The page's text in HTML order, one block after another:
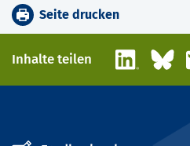
Seite drucken
Inhalte teilen LinkedIn